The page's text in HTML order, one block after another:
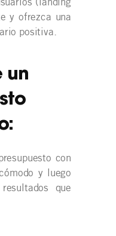
y ofrezca una
positiva.
un
con
y luego
que